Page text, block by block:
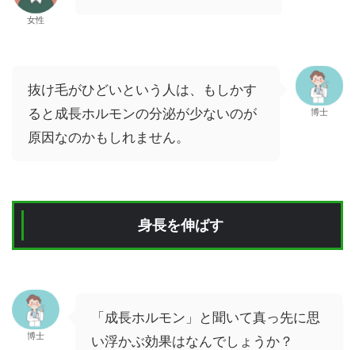
女性
抜け毛がひどいという人は、もしかす
ると成長ホルモンの分泌が少ないのが
原因なのかもしれません。
博士
身長を伸ばす
博士
「成長ホルモン」と聞いて真っ先に思
い浮かぶ効果はなんでしょうか？